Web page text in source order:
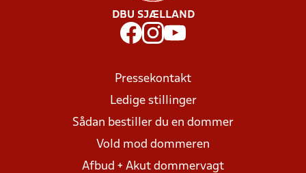
DBU SJÆLLAND
Pressekontakt
Ledige stillinger
Sådan bestiller du en dommer
Vold mod dommeren
Afbud + Akut dommervagt